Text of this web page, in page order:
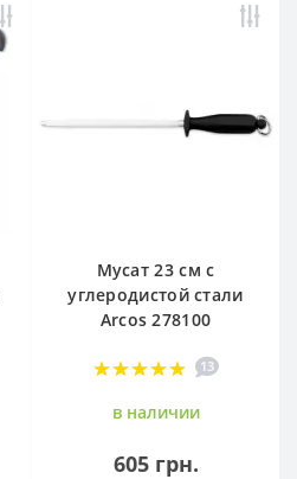
Мусат 23 см с
углеродистой стали
Arcos 278100
13
в наличии
605 грн.